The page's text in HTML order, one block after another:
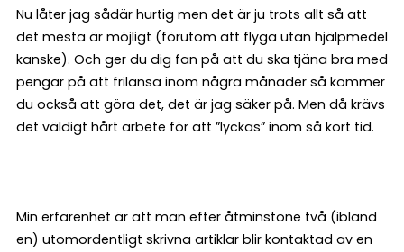
Nu låter jag sådär hurtig men det är ju trots allt så att
det mesta är möjligt (förutom att flyga utan hjälpmedel
kanske). Och ger du dig fan på att du ska tjäna bra med
pengar på att frilansa inom några månader så kommer
du också att göra det, det är jag säker på. Men då krävs
det väldigt hårt arbete för att ”lyckas” inom så kort tid.
Min erfarenhet är att man efter åtminstone två (ibland
en) utomordentligt skrivna artiklar blir kontaktad av en